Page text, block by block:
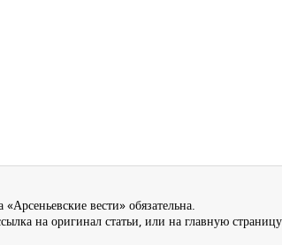
вести» обязательна.
на оригинал статьи, или на главную